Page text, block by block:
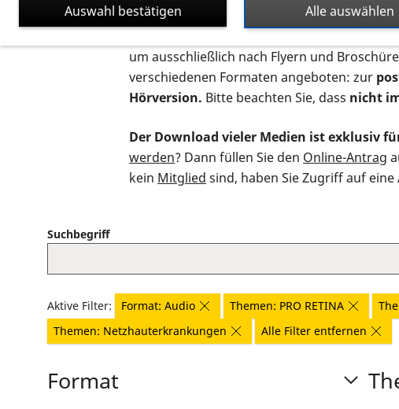
Auf dieser Seite finden Sie sämtliches
um ausschließlich nach Flyern und
verschiedenen Formaten angeboten: zur
Hörversion. Bitte beachten Sie, dass nicht
Der Download vieler Medien ist exklusiv
werden? Dann füllen Sie den Online-Antrag
kein Mitglied sind, haben Sie Zugriff auf
Suchbegriff
Aktive Filter: Format: Audio Themen: PRO RETINA
Themen: Netzhauterkrankungen
Alle Filter entfernen
Format
Alle auswählen
Auswahl bestätigen